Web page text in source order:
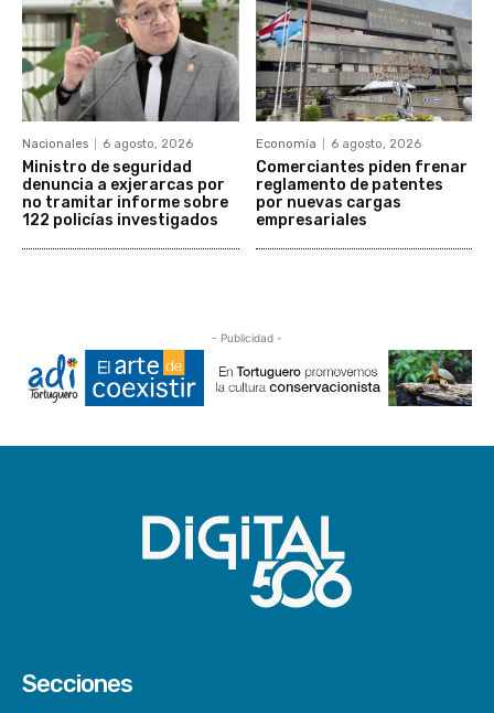
Nacionales 6 agosto, 2026
Ministro de seguridad
denuncia a exjerarcas por
no tramitar informe sobre
122 policías investigados
Economía 6 agosto, 2026
Comerciantes piden frenar
reglamento de patentes
por nuevas cargas
empresariales
- Publicidad -
Secciones